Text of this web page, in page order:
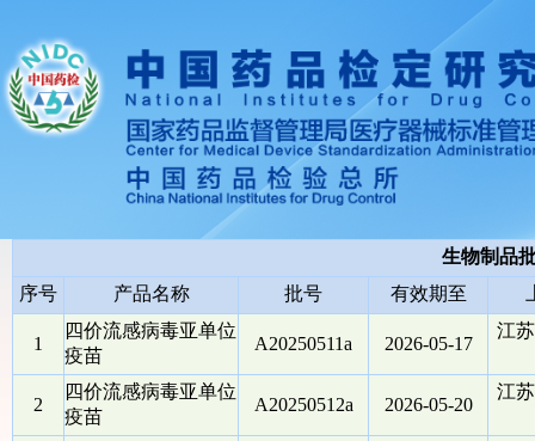
生物制品
序号
产品名称 批号 有效期至
1
四价流感病毒亚单位
疫苗
A20250511a 2026-05-17
江
2
四价流感病毒亚单位
疫苗
A20250512a 2026-05-20
江